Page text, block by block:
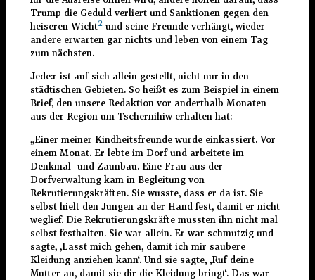
Trump die Geduld verliert und Sanktionen gegen den
heiseren Wicht2und seine Freunde verhängt, wieder
andere erwarten gar nichts und leben von einem Tag
zum nächsten.
Jede:r ist auf sich allein gestellt, nicht nur in den
städtischen Gebieten. So heißt es zum Beispiel in einem
Brief, den unsere Redaktion vor anderthalb Monaten
aus der Region um Tschernihiw erhalten hat:
„Einer meiner Kindheitsfreunde wurde einkassiert. Vor
einem Monat. Er lebte im Dorf und arbeitete im
Denkmal- und Zaunbau. Eine Frau aus der
Dorfverwaltung kam in Begleitung von
Rekrutierungskräften. Sie wusste, dass er da ist. Sie
selbst hielt den Jungen an der Hand fest, damit er nicht
weglief. Die Rekrutierungskräfte mussten ihn nicht mal
selbst festhalten. Sie war allein. Er war schmutzig und
sagte, ‚Lasst mich gehen, damit ich mir saubere
Kleidung anziehen kann‘. Und sie sagte, ‚Ruf deine
Mutter an, damit sie dir die Kleidung bringt‘. Das war